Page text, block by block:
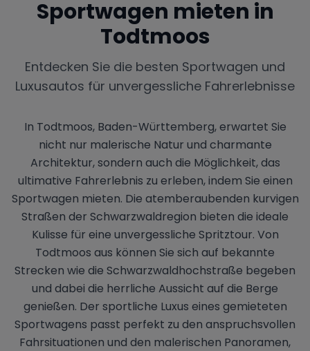
Sportwagen mieten in
Todtmoos
Entdecken Sie die besten Sportwagen und
Luxusautos für unvergessliche Fahrerlebnisse
In Todtmoos, Baden-Württemberg, erwartet Sie
nicht nur malerische Natur und charmante
Architektur, sondern auch die Möglichkeit, das
ultimative Fahrerlebnis zu erleben, indem Sie einen
Sportwagen mieten. Die atemberaubenden kurvigen
Straßen der Schwarzwaldregion bieten die ideale
Kulisse für eine unvergessliche Spritztour. Von
Todtmoos aus können Sie sich auf bekannte
Strecken wie die Schwarzwaldhochstraße begeben
und dabei die herrliche Aussicht auf die Berge
genießen. Der sportliche Luxus eines gemieteten
Sportwagens passt perfekt zu den anspruchsvollen
Fahrsituationen und den malerischen Panoramen,